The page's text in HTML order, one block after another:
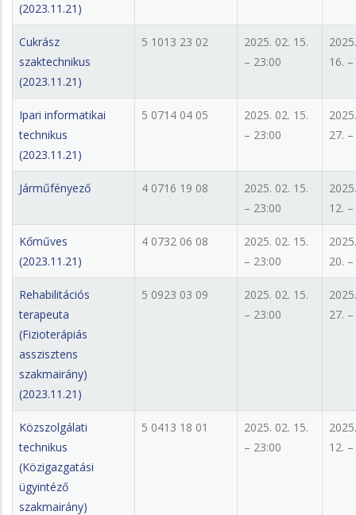
(2023.11.21)
Cukrász
szaktechnikus
(2023.11.21)
5 1013 23 02
2025. 02. 15.
– 23:00
16.
Ipari informatikai
technikus
(2023.11.21)
5 0714 04 05
2025. 02. 15.
– 23:00
27.
Járműfényező 4 0716 19 08
2025. 02. 15.
– 23:00
12.
Kőműves
(2023.11.21)
4 0732 06 08
2025. 02. 15.
– 23:00
20.
Rehabilitációs
terapeuta
(Fizioterápiás
asszisztens
szakmairány)
(2023.11.21)
5 0923 03 09
2025. 02. 15.
– 23:00
27.
Közszolgálati
technikus
(Közigazgatási
ügyintéző
szakmairány)
5 0413 18 01
2025. 02. 15.
– 23:00
12.